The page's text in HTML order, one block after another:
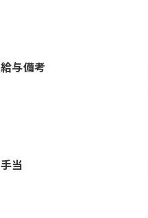
給与備考
手当